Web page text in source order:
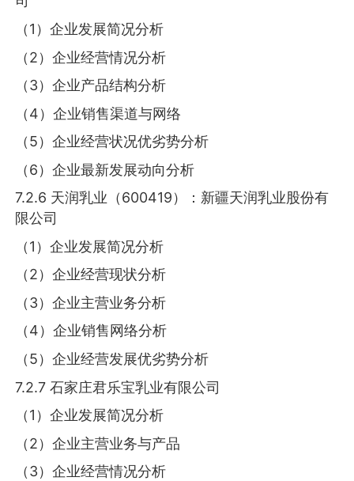
（1）企业发展简况分析
（2）企业经营情况分析
（3）企业产品结构分析
（4）企业销售渠道与网络
（5）企业经营状况优劣势分析
（6）企业最新发展动向分析
7.2.6 天润乳业（600419）：新疆天润乳业股份有
限公司
（1）企业发展简况分析
（2）企业经营现状分析
（3）企业主营业务分析
（4）企业销售网络分析
（5）企业经营发展优劣势分析
7.2.7 石家庄君乐宝乳业有限公司
（1）企业发展简况分析
（2）企业主营业务与产品
（3）企业经营情况分析